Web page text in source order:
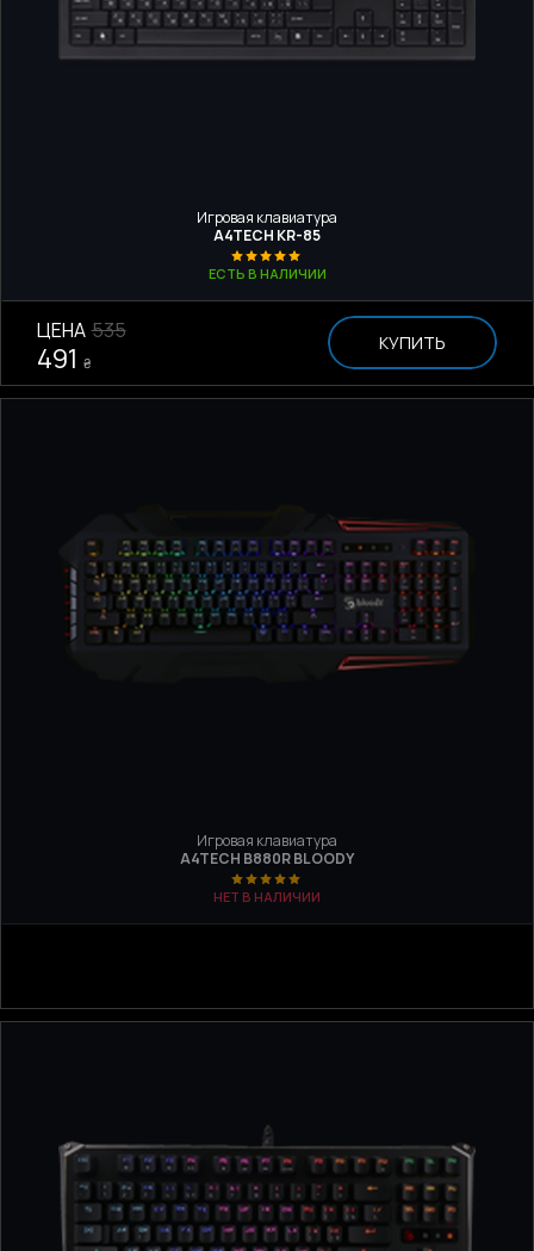
Игровая клавиатура
A4TECH KR-85
ЕСТЬ В НАЛИЧИИ
ЦЕНА 535
491 ₴
КУПИТЬ
Игровая клавиатура
A4TECH B880R BLOODY
НЕТ В НАЛИЧИИ